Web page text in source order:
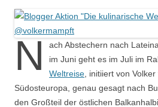
N
ach Abstechern nach
im Juni geht es im Juli im
Weltreise , initiiert von Volker
Südosteuropa, genau gesagt nach
den Großteil der östlichen